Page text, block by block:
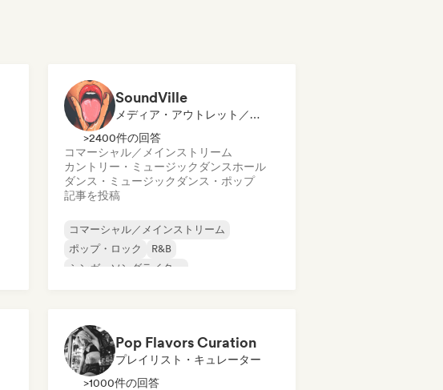
SoundVille
メディア・アウトレット／ジャーナリスト
>2400件の回答
コマーシャル／メインストリーム
カントリー・ミュージック ダンスホール
ダンス・ミュージック ダンス・ポップ
記事を投稿
コマーシャル／メインストリーム
ポップ・ロック
R&B
シンガーソングライター
Pop Flavors Curation
プレイリスト・キュレーター
>1000件の回答